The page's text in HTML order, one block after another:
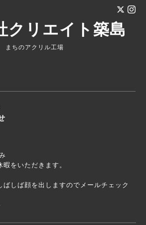
クリエイト築島
まちのアクリル工場
をいただきます。
ばしば顔を出しますのでメールチェック